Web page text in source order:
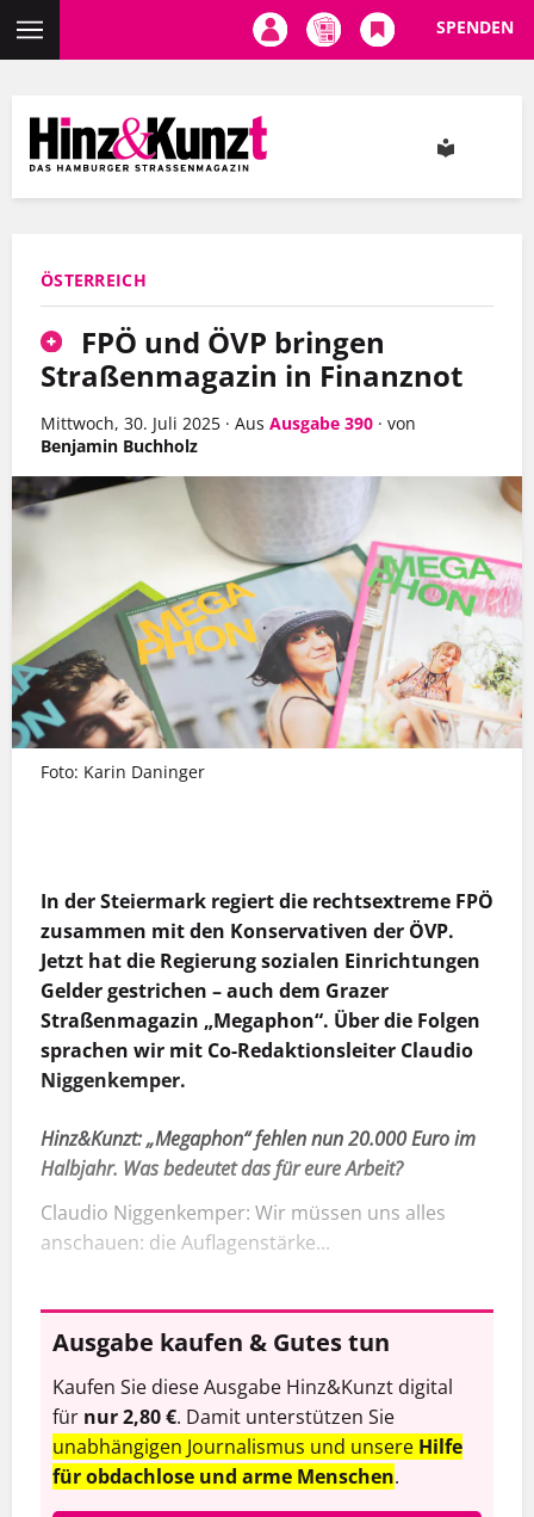
Inhalt
SPENDEN
ÖSTERREICH
FPÖ und ÖVP bringen
Straßenmagazin in Finanznot
Mittwoch, 30. Juli 2025 · Aus Ausgabe 390 · von
Benjamin Buchholz
Foto: Karin Daninger
In der Steiermark regiert die rechtsextreme FPÖ
zusammen mit den Konservativen der ÖVP.
Jetzt hat die Regierung sozialen Einrichtungen
Gelder gestrichen – auch dem Grazer
Straßenmagazin „Megaphon“. Über die Folgen
sprachen wir mit Co-Redaktionsleiter Claudio
Niggenkemper.
Hinz&Kunzt:„Megaphon“ fehlen nun 20.000 Euro im
Halbjahr. Was bedeutet das für eure Arbeit?
Claudio Niggenkemper: Wir müssen uns alles
anschauen: die Auflagenstärke...
Ausgabe kaufen & Gutes tun
Kaufen Sie diese Ausgabe Hinz&Kunzt digital
für nur 2,80 €. Damit unterstützen Sie
unabhängigen Journalismus und unsere Hilfe
für obdachlose und arme Menschen.